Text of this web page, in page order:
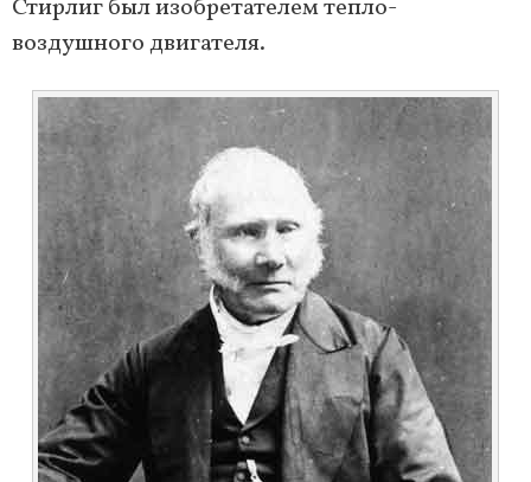
Стирлиг был изобретателем тепло-
воздушного двигателя.